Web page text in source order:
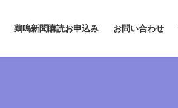
鶏鳴新聞購読お申込み お問い合わせ